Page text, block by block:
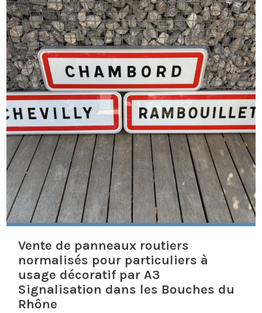
Vente de panneaux routiers
normalisés pour particuliers à
usage décoratif par A3
Signalisation dans les Bouches du
Rhône